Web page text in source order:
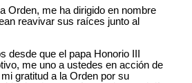
Orden, me ha dirigido en nombre
reavivar sus raíces junto al
desde que el papa Honorio III
me uno a ustedes en acción de
gratitud a la Orden por su